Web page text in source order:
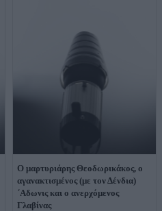
Ο μαρτυριάρης Θεοδωρικάκος, ο
αγανακτισμένος (με τον Δένδια)
΄Αδωνις και ο ανερχόμενος
Γλαβίνας